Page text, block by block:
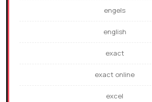
engels
english
exact
exact online
excel